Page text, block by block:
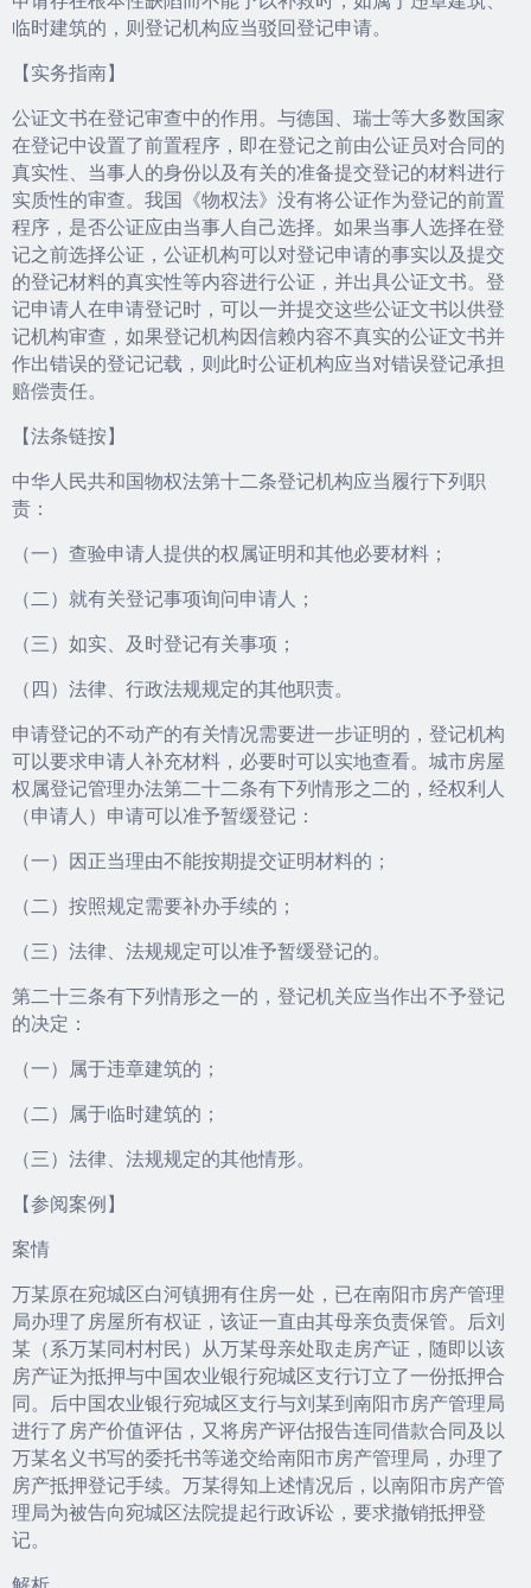
临时建筑的，则登记机构应当驳回登记申请。
【实务指南】
公证文书在登记审查中的作用。与德国、瑞士等大多数国家
在登记中设置了前置程序，即在登记之前由公证员对合同的
真实性、当事人的身份以及有关的准备提交登记的材料进行
实质性的审查。我国《物权法》没有将公证作为登记的前置
程序，是否公证应由当事人自己选择。如果当事人选择在登
记之前选择公证，公证机构可以对登记申请的事实以及提交
的登记材料的真实性等内容进行公证，并出具公证文书。登
记申请人在申请登记时，可以一并提交这些公证文书以供登
记机构审查，如果登记机构因信赖内容不真实的公证文书并
作出错误的登记记载，则此时公证机构应当对错误登记承担
赔偿责任。
【法条链按】
中华人民共和国物权法第十二条登记机构应当履行下列职
责：
（一）查验申请人提供的权属证明和其他必要材料；
（二）就有关登记事项询问申请人；
（三）如实、及时登记有关事项；
（四）法律、行政法规规定的其他职责。
申请登记的不动产的有关情况需要进一步证明的，登记机构
可以要求申请人补充材料，必要时可以实地查看。城市房屋
权属登记管理办法第二十二条有下列情形之二的，经权利人
（申请人）申请可以准予暂缓登记：
（一）因正当理由不能按期提交证明材料的；
（二）按照规定需要补办手续的；
（三）法律、法规规定可以准予暂缓登记的。
第二十三条有下列情形之一的，登记机关应当作出不予登记
的决定：
（一）属于违章建筑的；
（二）属于临时建筑的；
（三）法律、法规规定的其他情形。
【参阅案例】
案情
万某原在宛城区白河镇拥有住房一处，已在南阳市房产管理
局办理了房屋所有权证，该证一直由其母亲负责保管。后刘
某（系万某同村村民）从万某母亲处取走房产证，随即以该
房产证为抵押与中国农业银行宛城区支行订立了一份抵押合
同。后中国农业银行宛城区支行与刘某到南阳市房产管理局
进行了房产价值评估，又将房产评估报告连同借款合同及以
万某名义书写的委托书等递交给南阳市房产管理局，办理了
房产抵押登记手续。万某得知上述情况后，以南阳市房产管
理局为被告向宛城区法院提起行政诉讼，要求撤销抵押登
记。